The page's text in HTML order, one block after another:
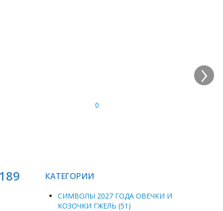
0
›
КАТЕГОРИИ
СИМВОЛЫ 2027 ГОДА ОВЕЧКИ И
КОЗОЧКИ ГЖЕЛЬ (51)